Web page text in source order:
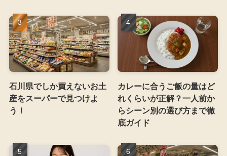
石川県でしか買えないお土
産をスーパーで見つけよ
う！
カレーに合うご飯の量はど
れくらいが正解？一人前か
らシーン別の選び方まで徹
底ガイド